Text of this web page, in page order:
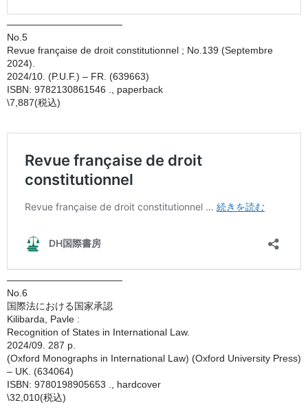
————————————
No.5
Revue française de droit constitutionnel ; No.139 (Septembre
2024).
2024/10. (P.U.F.) – FR. (639663)
ISBN: 9782130861546 ., paperback
\7,887(税込)
————————————
No.6
国際法における国家承認
Kilibarda, Pavle :
Recognition of States in International Law.
2024/09. 287 p.
(Oxford Monographs in International Law) (Oxford University Press)
– UK. (634064)
ISBN: 9780198905653 ., hardcover
\32,010(税込)